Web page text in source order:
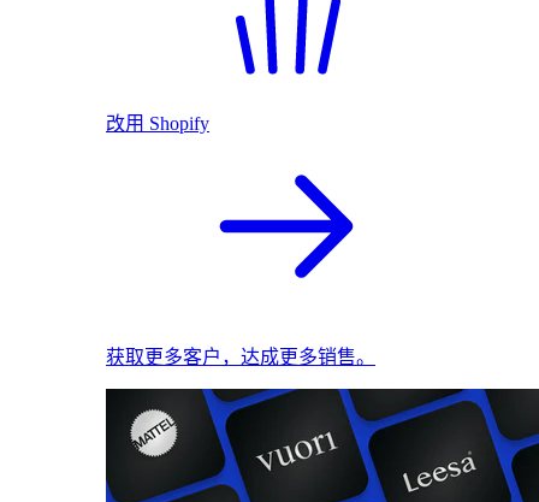
改用 Shopify
获取更多客户，达成更多销售。